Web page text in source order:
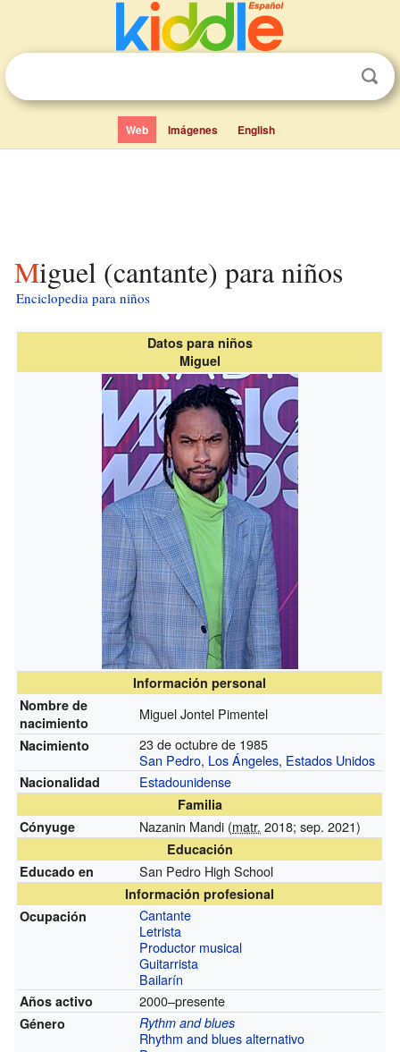
Web Imágenes English
Miguel (cantante) para niños
Enciclopedia para niños
Datos para niños
Miguel
Información personal
Nombre de
nacimiento
Miguel Jontel Pimentel
Nacimiento
23 de octubre de 1985
San Pedro, Los Ángeles, Estados Unidos
Nacionalidad Estadounidense
Familia
Cónyuge
Nazanin Mandi (matr. 2018; sep. 2021)
Educación
Educado en
San Pedro High School
Información profesional
Ocupación
Cantante
Letrista
Productor musical
Guitarrista
Bailarín
Años activo 2000–presente
Género Rythm and blues
Rhythm and blues alternativo